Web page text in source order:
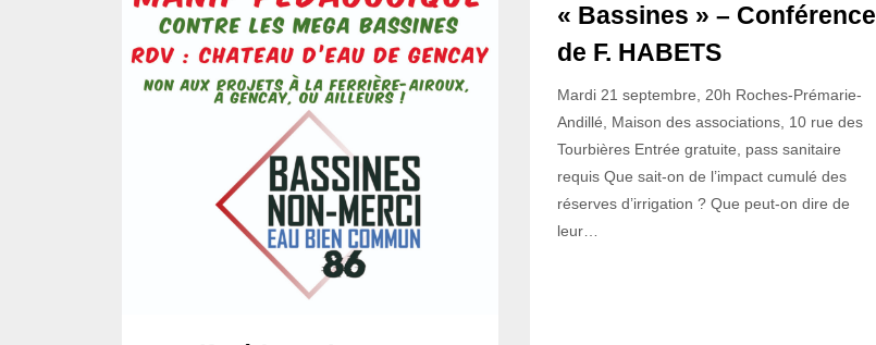
« Bassines » – Conférence
de F. HABETS
Mardi 21 septembre, 20h Roches-Prémarie-
Andillé, Maison des associations, 10 rue des
Tourbières Entrée gratuite, pass sanitaire
requis Que sait-on de l’impact cumulé des
réserves d’irrigation ? Que peut-on dire de
leur…